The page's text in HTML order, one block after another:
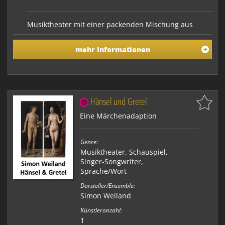
Musiktheater mit einer packenden Mischung aus
Musik, Sprachakrobatik und Schauspiel. Die
vom christlichen Dogma der Erbschuld bis hin zur
Leistungsgesellschaft von heute: ständig bleiben wir
mehr Informationen
Hänsel und Gretel
Eine Märchenadaption
Genre:
Musiktheater, Schauspiel,
Singer-Songwriter,
Sprache/Wort
Darsteller/Ensemble:
Simon Weiland
Künstleranzahl:
1